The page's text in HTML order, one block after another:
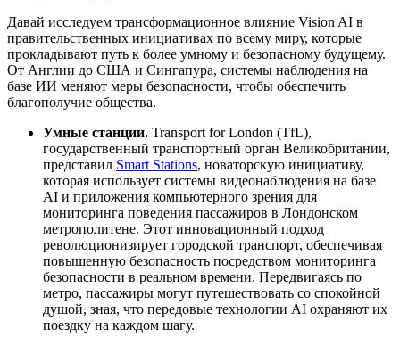
Давай исследуем трансформационное влияние Vision AI в
правительственных инициативах по всему миру, которые
прокладывают путь к более умному и безопасному будущему.
От Англии до США и Сингапура, системы наблюдения на
базе ИИ меняют меры безопасности, чтобы обеспечить
благополучие общества.
Умные станции. Transport for London (TfL),
государственный транспортный орган Великобритании,
представил Smart Stations, новаторскую инициативу,
которая использует системы видеонаблюдения на базе
AI и приложения компьютерного зрения для
мониторинга поведения пассажиров в Лондонском
метрополитене. Этот инновационный подход
революционизирует городской транспорт, обеспечивая
повышенную безопасность посредством мониторинга
безопасности в реальном времени. Передвигаясь по
метро, пассажиры могут путешествовать со спокойной
душой, зная, что передовые технологии AI охраняют их
поездку на каждом шагу.